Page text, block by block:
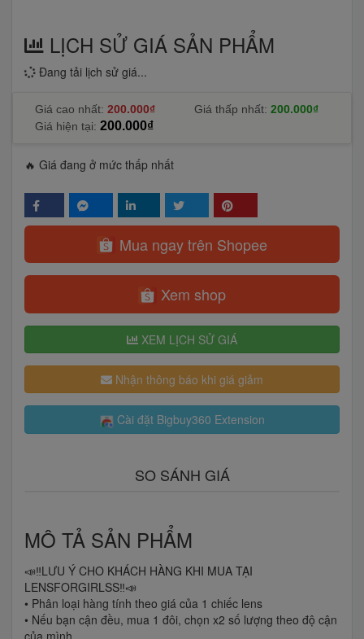
LỊCH SỬ GIÁ SẢN PHẨM
Đang tải lịch sử giá...
Giá cao nhất: 200.000₫ Giá thấp nhất: 200.000₫
Giá hiện tại: 200.000₫
🔥 Giá đang ở mức thấp nhất
Mua ngay trên Shopee
Xem shop
XEM LỊCH SỬ GIÁ
Nhận thông báo khi giá giảm
Cài đặt Bigbuy360 Extension
SO SÁNH GIÁ
MÔ TẢ SẢN PHẨM
📣‼️LƯU Ý CHO KHÁCH HÀNG KHI MUA TẠI
LENSFORGIRLSS‼️📣
• Phân loại hàng tính theo giá của 1 chiếc lens
• Nếu bạn cận đều, mua 1 đôi, chọn x2 số lượng theo độ cận
của mình.